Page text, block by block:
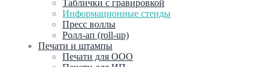
Таблички с гравировкой
Информационные стенды
Пресс воллы
Ролл-ап (roll-up)
Печати и штампы
Печати для ООО